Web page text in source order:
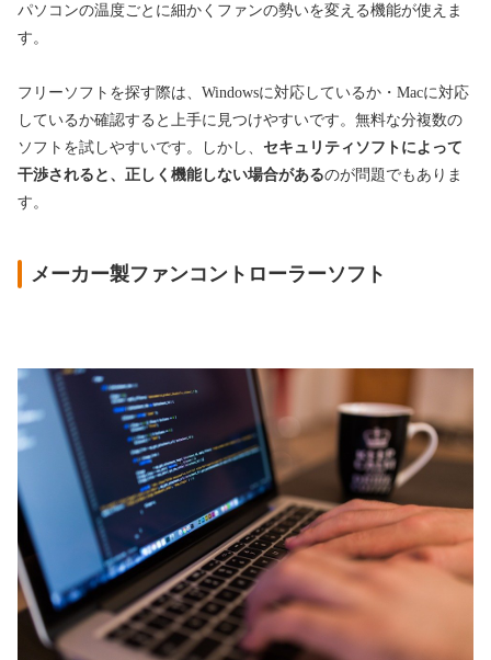
パソコンの温度ごとに細かくファンの勢いを変える機能が使えま
す。
フリーソフトを探す際は、Windowsに対応しているか・Macに対応
しているか確認すると上手に見つけやすいです。無料な分複数の
ソフトを試しやすいです。しかし、 セキュリティソフトによって
干渉されると、正しく機能しない場合があるのが問題でもありま
す。
メーカー製ファンコントローラーソフト